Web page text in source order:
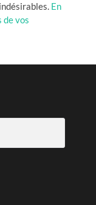
En
de vos